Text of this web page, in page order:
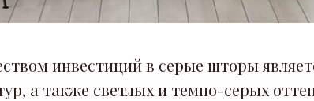
инвестиций в серые шторы
а также светлых и темно-серых